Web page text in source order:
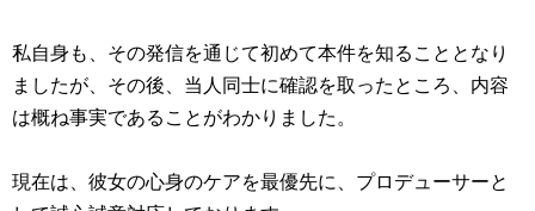
私自身も、その発信を通じて初めて本件を知ることとなり
ましたが、その後、当人同士に確認を取ったところ、内容
は概ね事実であることがわかりました。
現在は、彼女の心身のケアを最優先に、プロデューサーと